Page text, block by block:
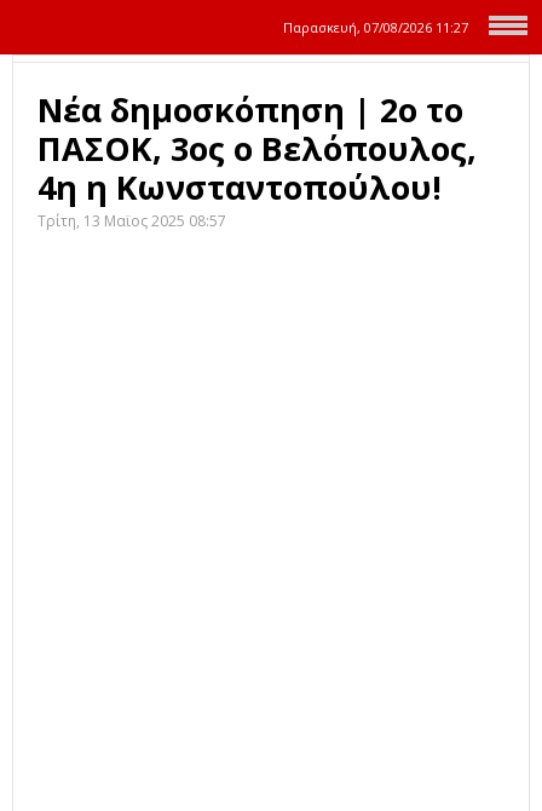
Παρασκευή, 07/08/2026 11:27
Νέα δημοσκόπηση | 2ο το
ΠΑΣΟΚ, 3ος ο Βελόπουλος,
4η η Κωνσταντοπούλου!
Τρίτη, 13 Μαϊος 2025 08:57